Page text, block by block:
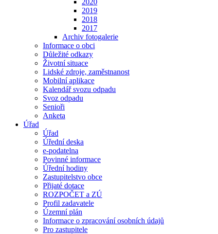
2020
2019
2018
2017
Archiv fotogalerie
Informace o obci
Důležité odkazy
Životní situace
Lidské zdroje, zaměstnanost
Mobilní aplikace
Kalendář svozu odpadu
Svoz odpadu
Senioři
Anketa
Úřad
Úřad
Úřední deska
e-podatelna
Povinné informace
Úřední hodiny
Zastupitelstvo obce
Přijaté dotace
ROZPOČET a ZÚ
Profil zadavatele
Územní plán
Informace o zpracování osobních údajů
Pro zastupitele